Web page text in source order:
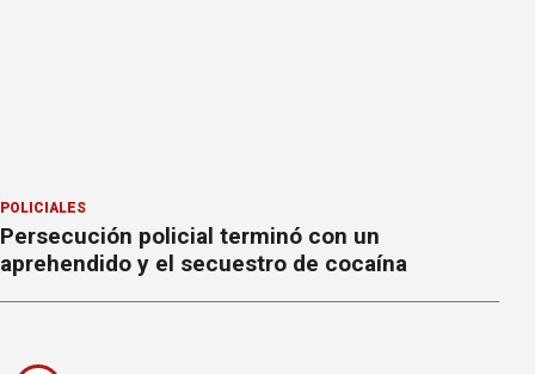
POLICIALES
Persecución policial terminó con un
aprehendido y el secuestro de cocaína